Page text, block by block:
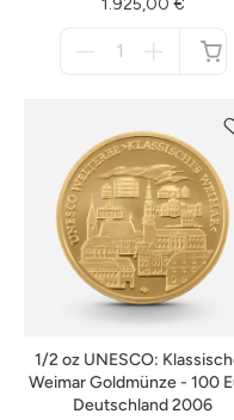
1.925,00 €
1/2 oz UNESCO:
Weimar Goldmünze - 100
Deutschland 2006